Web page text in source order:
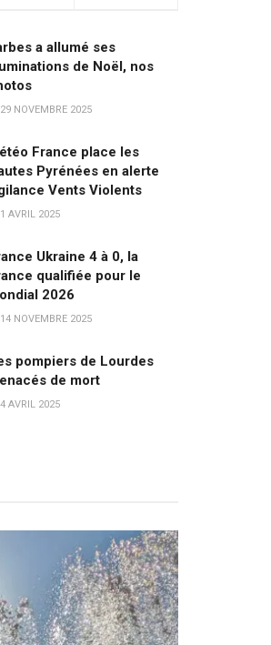
a allumé ses
de Noël, nos
29 NOVEMBRE 2025
France place les
Pyrénées en alerte
Vents Violents
1 AVRIL 2025
Ukraine 4 à 0, la
qualifiée pour le
2026
14 NOVEMBRE 2025
pompiers de Lourdes
de mort
4 AVRIL 2025